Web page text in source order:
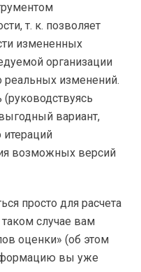
т. к. позволяет
измененных
организации
реальных изменений.
вариант,
возможных версий
просто для расчета
случае вам
оценки» (об этом
вы уже